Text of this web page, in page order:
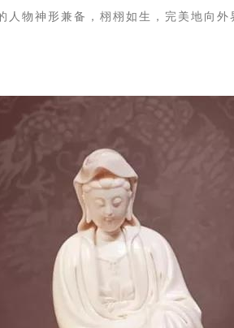
物神形兼备，栩栩如生，完美地向外